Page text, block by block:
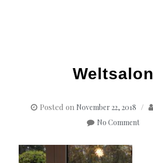
Weltsalon
Posted on November 22, 2018
No Comment